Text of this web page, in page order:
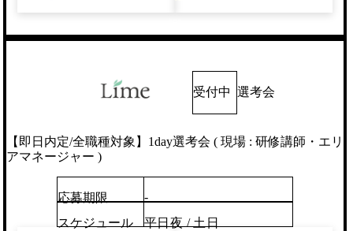
受付中 選考会
【即日内定/全職種対象】1day選考会 ( 現場 : 研修講師・エリ
アマネージャー )
応募期限
-
スケジュール
平日夜 / 土日